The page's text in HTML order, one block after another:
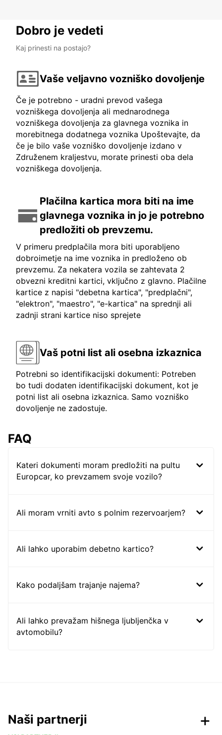
Dobro je vedeti
Kaj prinesti na postajo?
Vaše veljavno vozniško dovoljenje
Če je potrebno - uradni prevod vašega
vozniškega dovoljenja ali mednarodnega
vozniškega dovoljenja za glavnega voznika in
morebitnega dodatnega voznika Upoštevajte, da
če je bilo vaše vozniško dovoljenje izdano v
Združenem kraljestvu, morate prinesti oba dela
vozniškega dovoljenja.
Plačilna kartica mora biti na ime
glavnega voznika in jo je potrebno
predložiti ob prevzemu.
V primeru predplačila mora biti uporabljeno
dobroimetje na ime voznika in predloženo ob
prevzemu. Za nekatera vozila se zahtevata 2
obvezni kreditni kartici, vključno z glavno. Plačilne
kartice z napisi "debetna kartica", "predplačni",
"elektron", "maestro", "e-kartica" na sprednji ali
zadnji strani kartice niso sprejete
Vaš potni list ali osebna izkaznica
Potrebni so identifikacijski dokumenti: Potreben
bo tudi dodaten identifikacijski dokument, kot je
potni list ali osebna izkaznica. Samo vozniško
dovoljenje ne zadostuje.
FAQ
Kateri dokumenti moram predložiti na pultu
Europcar, ko prevzamem svoje vozilo?
Ali moram vrniti avto s polnim rezervoarjem?
Ali lahko uporabim debetno kartico?
Kako podaljšam trajanje najema?
Ali lahko prevažam hišnega ljubljenčka v
avtomobilu?
Naši partnerji